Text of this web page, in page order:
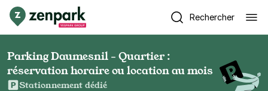
Rechercher
Parking Daumesnil - Quartier :
réservation horaire ou location au mois
Stationnement dédié